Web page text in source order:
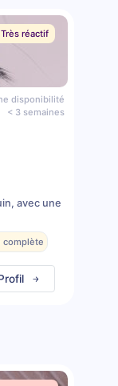
réactif
disponibilité
< 3 semaines
avec une